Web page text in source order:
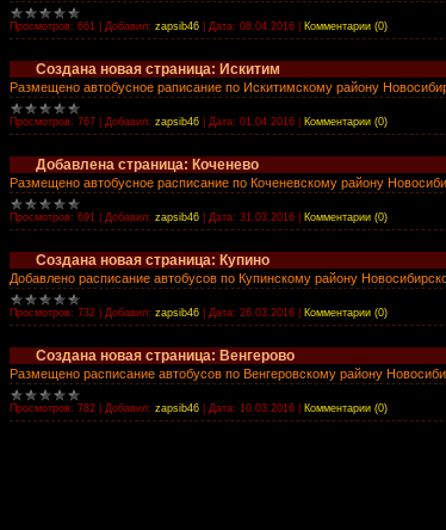
Просмотров: 661 Добавил: zapsib46 Дата: 08.04.2016 Комментарии (0)
Создана новая страница: Искитим
Размещено автобусное раписание по Искитимскому району
Просмотров: 767 Добавил: zapsib46 Дата: 01.04.2016 Комментарии (0)
Добавлена страница: Коченево
Размещено автобусное расписание по Коченевскому району
Просмотров: 691 Добавил: zapsib46 Дата: 31.03.2016 Комментарии (0)
Создана новая страница: Купино
Добавлено расписание автобусов по Купинскому району
Просмотров: 732 Добавил: zapsib46 Дата: 26.03.2016 Комментарии (0)
Создана новая страница: Венгерово
Размещено расписание автобусов по Венгеровскому району
Просмотров: 782 Добавил: zapsib46 Дата: 10.03.2016 Комментарии (0)